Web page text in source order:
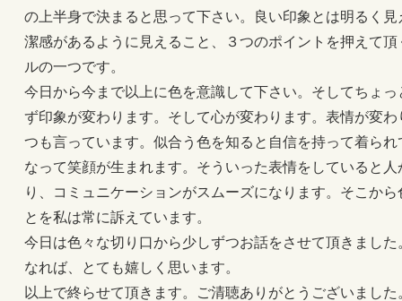
の上半身で決まると思って下さい。良い印象とは明るく
潔感があるように見えること、３つのポイントを押えて
ルの一つです。
今日から今まで以上に色を意識して下さい。そしてちょ
ず印象が変わります。そして心が変わります。表情が変
つも言っています。似合う色を知ると自信を持って着ら
なって笑顔が生まれます。そういった表情をしていると
り、コミュニケーションがスムーズになります。そこか
とを私は常に訴えています。
今日は色々な切り口から少しずつお話をさせて頂きまし
なれば、とても嬉しく思います。
以上で終らせて頂きます。ご清聴ありがとうございました